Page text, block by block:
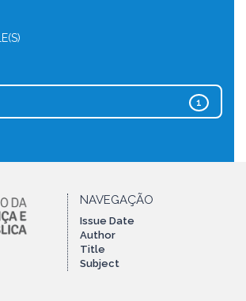
1
NAVEGAÇÃO
Issue Date
Author
Title
Subject